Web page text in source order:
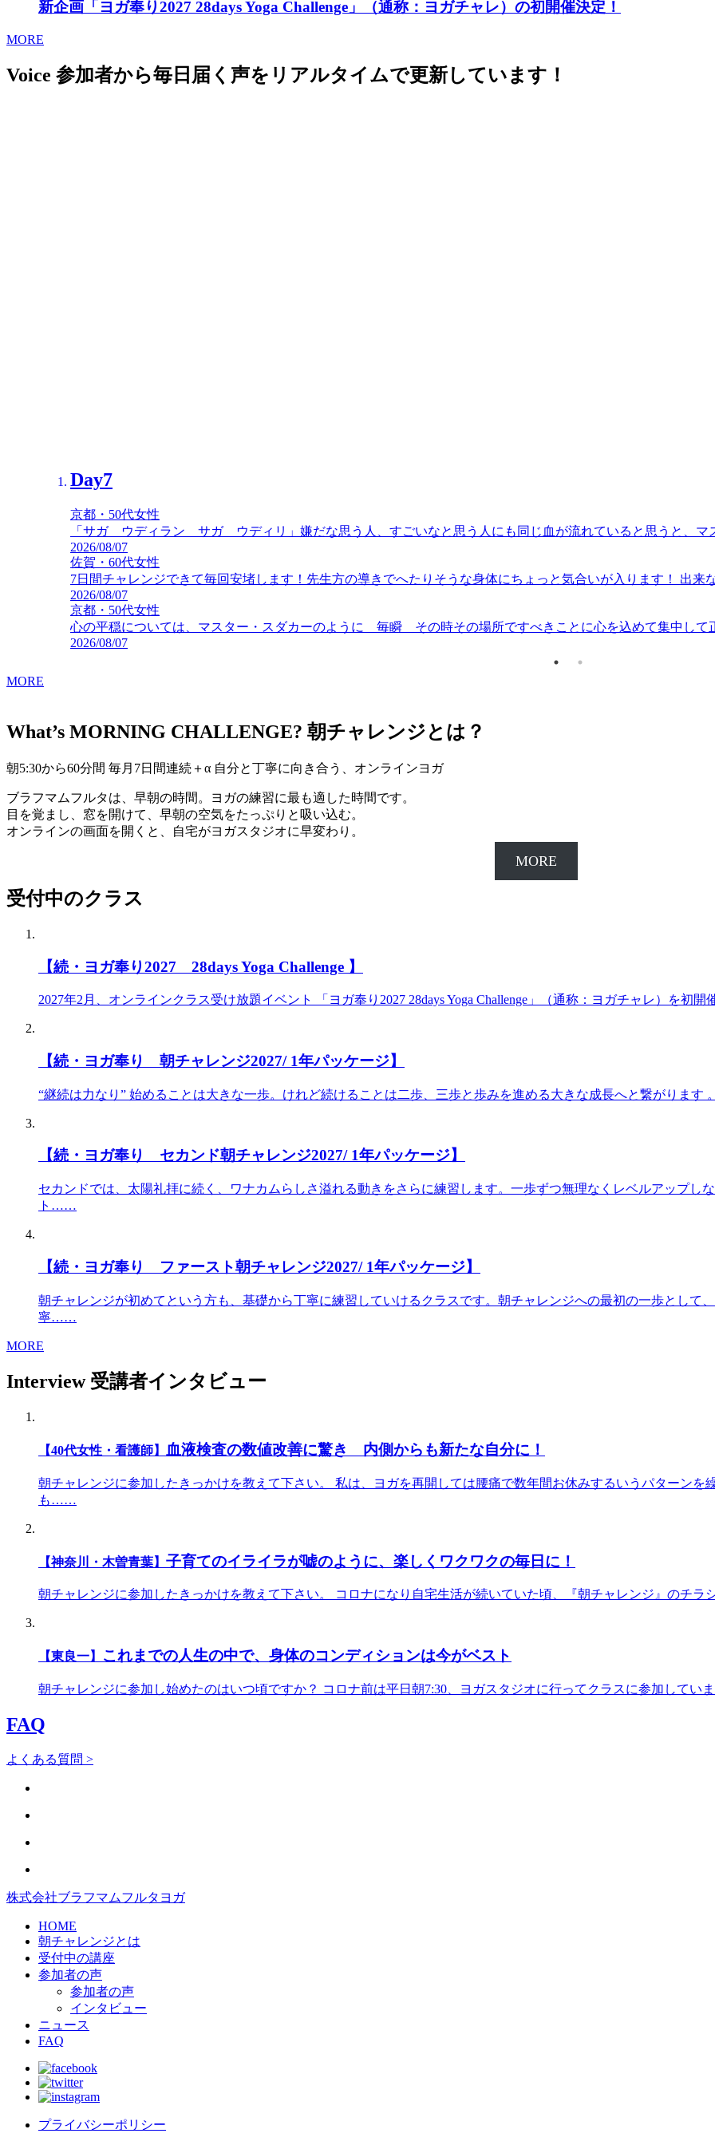
新企画「ヨガ奉り2027 28days Yoga Challenge」（通称：ヨガチャレ）の初開催決定！
MORE
Voice 参加者から毎日届く声をリアルタイムで更新しています！
Day7
京都・50代女性
「サガ ウディラン サガ ウディリ」嫌だな思う人、すごいなと思う人にも同じ血が流れていると思うと、マ
2026/08/07
佐賀・60代女性
7日間チャレンジできて毎回安堵します！先生方の導きでへたりそうな身体にちょっと気合いが入ります！ 出
2026/08/07
京都・50代女性
心の平穏については、マスター・スダカーのように 毎瞬 その時その場所ですべきことに心を込めて集中して
2026/08/07
Day7
北海道・60代女性
もう最終日😅💦 ヨガをすることはヨガム✨ 私も練習を続けて小さな幸運を積み重ねていきたいです😊
2026/07/10
MORE
What’s MORNING CHALLENGE? 朝チャレンジとは？
朝5:30から60分間 毎月7日間連続＋α 自分と丁寧に向き合う、オンラインヨガ
ブラフマムフルタは、早朝の時間。ヨガの練習に最も適した時間です。
目を覚まし、窓を開けて、早朝の空気をたっぷりと吸い込む。
オンラインの画面を開くと、自宅がヨガスタジオに早変わり。
MORE
受付中のクラス
【続・ヨガ奉り2027 28days Yoga Challenge 】
2027年2月、オンラインクラス受け放題イベント 「ヨガ奉り2027 28days Yoga Challenge」（通称：ヨガチャレ）を初
【続・ヨガ奉り 朝チャレンジ2027/ 1年パッケージ】
“継続は力なり” 始めることは大きな一歩。けれど続けることは二歩、三歩と歩みを進める大きな成長へと繋がりま
【続・ヨガ奉り セカンド朝チャレンジ2027/ 1年パッケージ】
セカンドでは、太陽礼拝に続く、ワナカムらしさ溢れる動きをさらに練習します。一歩ずつ無理なくレベルアップし
ト……
【続・ヨガ奉り ファースト朝チャレンジ2027/ 1年パッケージ】
朝チャレンジが初めてという方も、基礎から丁寧に練習していけるクラスです。朝チャレンジへの最初の一歩として
寧……
MORE
Interview 受講者インタビュー
【40代女性・看護師】 血液検査の数値改善に驚き 内側からも新たな自分に！
朝チャレンジに参加したきっかけを教えて下さい。 私は、ヨガを再開しては腰痛で数年間お休みするいうパターンを
も……
【神奈川・木曽青葉】 子育てのイライラが嘘のように、楽しくワクワクの毎日に！
朝チャレンジに参加したきっかけを教えて下さい。 コロナになり自宅生活が続いていた頃、『朝チャレンジ』のチ
【東良一】 これまでの人生の中で、身体のコンディションは今がベスト
朝チャレンジに参加し始めたのはいつ頃ですか？ コロナ前は平日朝7:30、ヨガスタジオに行ってクラスに参加して
FAQ
よくある質問 >
株式会社ブラフマムフルタヨガ
HOME
朝チャレンジとは
受付中の講座
参加者の声
参加者の声
インタビュー
ニュース
FAQ
プライバシーポリシー